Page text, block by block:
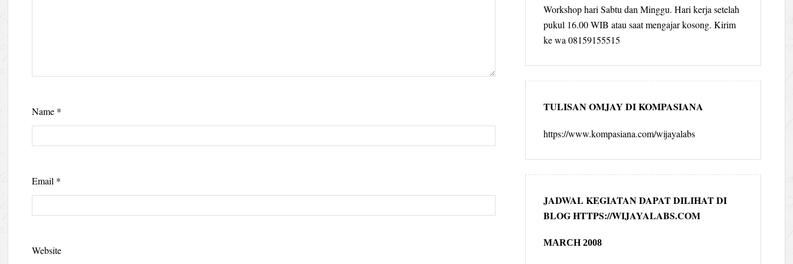
Name *
Email *
Website
Workshop hari Sabtu dan Minggu. Hari kerja setelah
pukul 16.00 WIB atau saat mengajar kosong. Kirim
ke wa 08159155515
TULISAN OMJAY DI KOMPASIANA
https://www.kompasiana.com/wijayalabs
JADWAL KEGIATAN DAPAT DILIHAT DI
BLOG HTTPS://WIJAYALABS.COM
MARCH 2008